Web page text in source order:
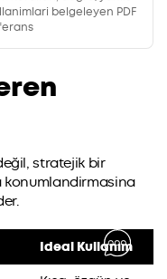
belgeleyen PDF
stratejik bir
konumlandirmasina
Ideal Kullanım